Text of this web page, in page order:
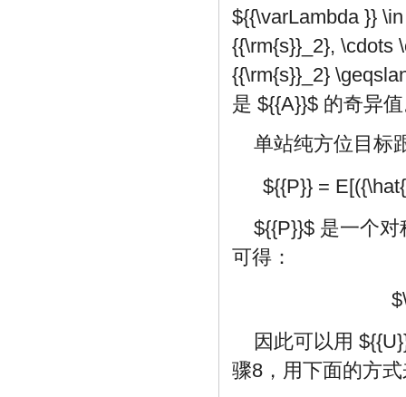
${{\varLambda }}
{{\rm{s}}_2}, \cdots
{{\rm{s}}_2}
是 ${{A}}$ 的奇异
单站纯方位目标
${{P}} =
${{P}}$ 是一个
可得：
因此可以用
骤8，用下面的方